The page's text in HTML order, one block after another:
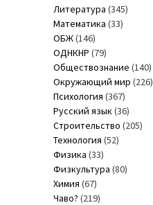
Литература (345)
Математика (33)
ОБЖ(146)
ОДНКНР (79)
Обществознание (140)
Окружающий мир (226)
Психология (367)
Русский язык(36)
Строительство (205)
Технология (52)
Физика (33)
Физкультура (80)
Химия (67)
Чаво? (219)